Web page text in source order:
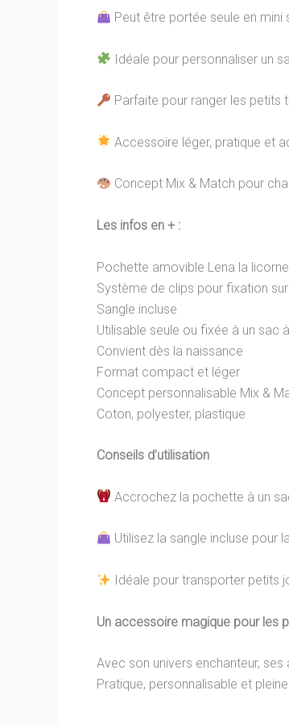
Peut être portée seule en
Idéale pour personnaliser un
Parfaite pour ranger les petits
Accessoire léger, pratique et
Concept Mix & Match pour
Les infos en + :
Pochette amovible Lena la licorne
Système de clips pour fixation
Sangle incluse
Utilisable seule ou fixée à un sac
Convient dès la naissance
Format compact et léger
Concept personnalisable Mix &
Coton, polyester, plastique
Conseils d’utilisation
Accrochez la pochette à un
Utilisez la sangle incluse pour
Idéale pour transporter petits
Un accessoire magique pour les
Avec son univers enchanteur,
Pratique, personnalisable et